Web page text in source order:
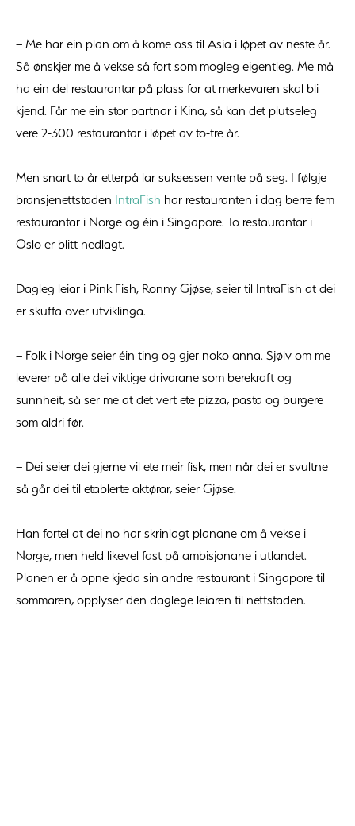
– Me har ein plan om å kome oss til Asia i løpet av neste år.
Så ønskjer me å vekse så fort som mogleg eigentleg. Me må
ha ein del restaurantar på plass for at merkevaren skal bli
kjend. Får me ein stor partnar i Kina, så kan det plutseleg
vere 2-300 restaurantar i løpet av to-tre år.
Men snart to år etterpå lar suksessen vente på seg. I følgje
bransjenettstaden IntraFish har restauranten i dag berre fem
restaurantar i Norge og éin i Singapore. To restaurantar i
Oslo er blitt nedlagt.
Dagleg leiar i Pink Fish, Ronny Gjøse, seier til IntraFish at dei
er skuffa over utviklinga.
– Folk i Norge seier éin ting og gjer noko anna. Sjølv om me
leverer på alle dei viktige drivarane som berekraft og
sunnheit, så ser me at det vert ete pizza, pasta og burgere
som aldri før.
– Dei seier dei gjerne vil ete meir fisk, men når dei er svultne
så går dei til etablerte aktørar, seier Gjøse.
Han fortel at dei no har skrinlagt planane om å vekse i
Norge, men held likevel fast på ambisjonane i utlandet.
Planen er å opne kjeda sin andre restaurant i Singapore til
sommaren, opplyser den daglege leiaren til nettstaden.